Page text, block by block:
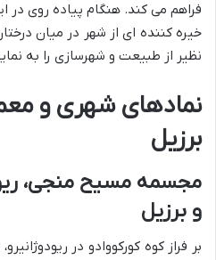
فراهم می کند. هنگام پیاده روی در
خیره کننده ای از شهر در میان
نظیر از طبیعت و شهرسازی را به
نمادهای شهری و
برزیل
مجسمه مسیح منجی،
و برزیل
بر فراز کوه کورکووادو در